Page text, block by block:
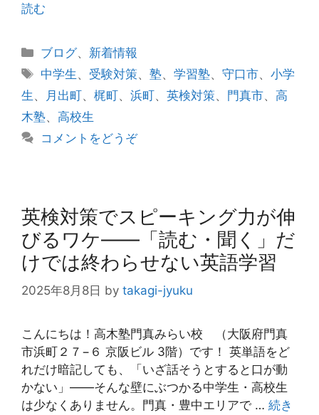
読む
カ
テ
リ
ー
ブログ、 新着情報
タ
グ
中学生 、 受験対策、塾、学習塾、守口市、小学
生 、 月出町、 梶町、 浜町、 英検対策、 門真市、 高
木塾、 高校生
コメントをどうぞ
英検対策でスピーキング力が伸
びるワケ――「読む・聞く」だ
けでは終わらせない英語学習
2025年8月8日 by takagi-jyuku
こんにちは！高木塾門真みらい校 （大阪府門真
市浜町２７−６ 京阪ビル 3階）です！ 英単語をど
れだけ暗記しても、「いざ話そうとすると口が動
かない」——そんな壁にぶつかる中学生・高校生
は少なくありません。門真・豊中エリアで … 続き